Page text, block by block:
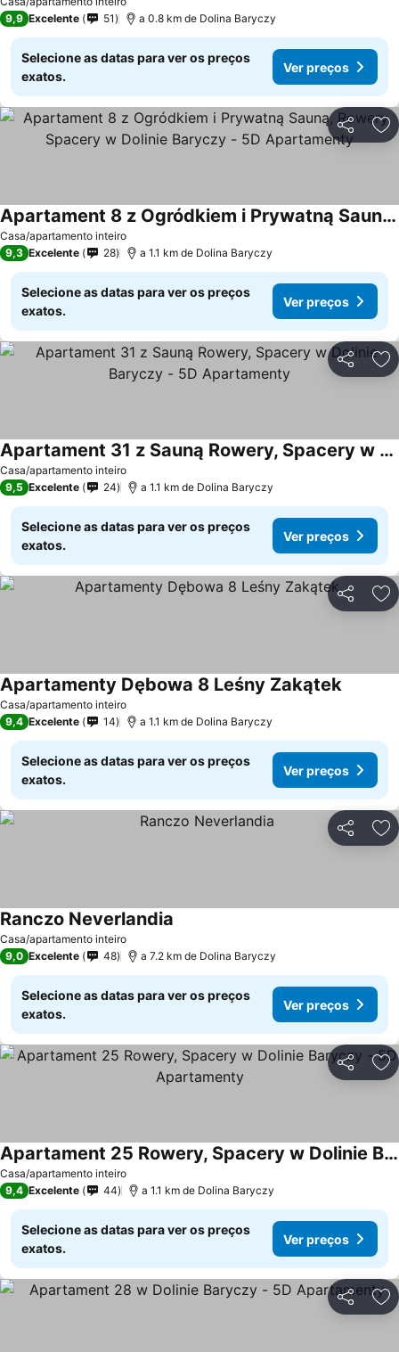
9,9 Excelente 51 a 0.8 km de Dolina Baryczy
Selecione as datas para ver os preços
exatos.
Ver preços
Partilhar
Casa/apartamento inteiro
Apartament 8 z Ogródkiem i Prywatną Sauną, Rowery, Spacery w Dolinie Baryczy - 5D Apartamenty
9,3 Excelente 28 a 1.1 km de Dolina Baryczy
Selecione as datas para ver os preços
exatos.
Ver preços
Partilhar
Casa/apartamento inteiro
Apartament 31 z Sauną Rowery, Spacery w Dolinie Baryczy - 5D Apartamenty
9,5 Excelente 24 a 1.1 km de Dolina Baryczy
Selecione as datas para ver os preços
exatos.
Ver preços
Partilhar
Casa/apartamento inteiro
Apartamenty Dębowa 8 Leśny Zakątek
9,4 Excelente 14 a 1.1 km de Dolina Baryczy
Selecione as datas para ver os preços
exatos.
Ver preços
Partilhar
Casa/apartamento inteiro
Ranczo Neverlandia
9,0 Excelente 48 a 7.2 km de Dolina Baryczy
Selecione as datas para ver os preços
exatos.
Ver preços
Partilhar
Casa/apartamento inteiro
Apartament 25 Rowery, Spacery w Dolinie Baryczy - 5D Apartamenty
9,4 Excelente 44 a 1.1 km de Dolina Baryczy
Selecione as datas para ver os preços
exatos.
Ver preços
Partilhar